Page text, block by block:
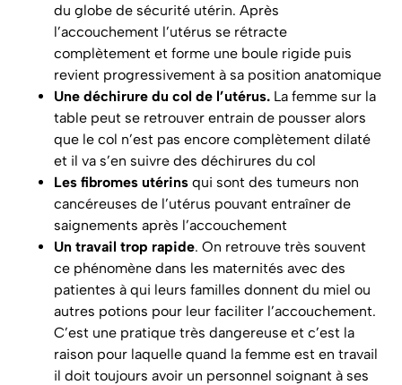
du globe de sécurité utérin. Après
l’accouchement l’utérus se rétracte
complètement et forme une boule rigide puis
revient progressivement à sa position anatomique
Une déchirure du col de l’utérus. La femme sur la
table peut se retrouver entrain de pousser alors
que le col n’est pas encore complètement dilaté
et il va s’en suivre des déchirures du col
Les fibromes utérins qui sont des tumeurs non
cancéreuses de l’utérus pouvant entraîner de
saignements après l’accouchement
Un travail trop rapide. On retrouve très souvent
ce phénomène dans les maternités avec des
patientes à qui leurs familles donnent du miel ou
autres potions pour leur faciliter l’accouchement.
C’est une pratique très dangereuse et c’est la
raison pour laquelle quand la femme est en travail
il doit toujours avoir un personnel soignant à ses